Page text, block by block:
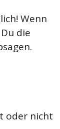
Wenn
die
oder nicht